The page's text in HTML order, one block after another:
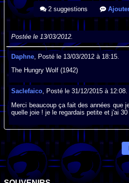
2 suggestions
Postée le 13/03/2012.
Daphne , Posté le 13/03/2012 à 18:15.
The Hungry Wolf (1942)
Saclefaico, Posté le 31/12/2015 à 12:08.
Merci beaucoup ça fait des années que
quelle joie ! je le regardais petite et j'ai